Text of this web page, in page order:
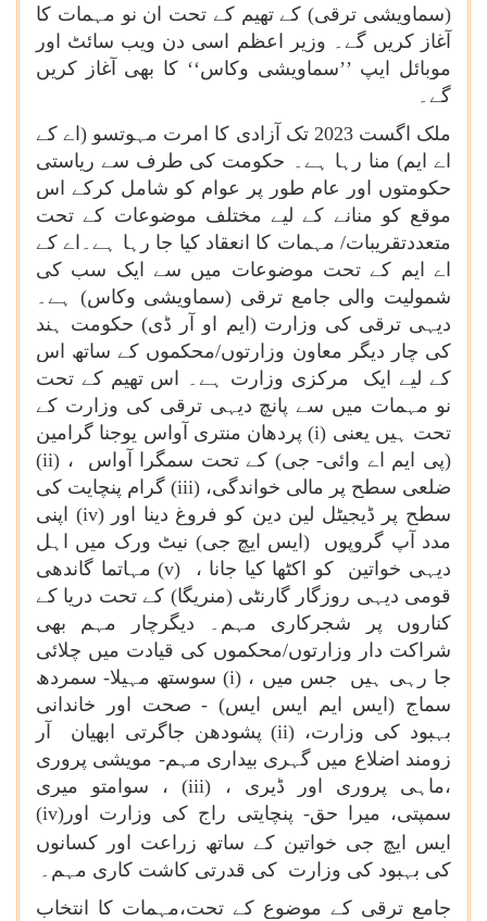
(سماویشی ترقی) کے تھیم کے تحت ان نو مہمات کا
آغاز کریں گے۔ وزیر اعظم اسی دن ویب سائٹ اور
موبائل ایپ ’’سماویشی وکاس‘‘ کا بھی آغاز کریں
گے۔
ملک اگست 2023 تک آزادی کا امرت مہوتسو (اے کے
اے ایم) منا رہا ہے۔ حکومت کی طرف سے ریاستی
حکومتوں اور عام طور پر عوام کو شامل کرکے اس
موقع کو منانے کے لیے مختلف موضوعات کے تحت
متعددتقریبات/ مہمات کا انعقاد کیا جا رہا ہے۔اے کے
اے ایم کے تحت موضوعات میں سے ایک سب کی
شمولیت والی جامع ترقی (سماویشی وکاس) ہے۔
دیہی ترقی کی وزارت (ایم او آر ڈی) حکومت ہند
کی چار دیگر معاون وزارتوں/محکموں کے ساتھ اس
کے لیے ایک مرکزی وزارت ہے۔ اس تھیم کے تحت
نو مہمات میں سے پانچ دیہی ترقی کی وزارت کے
تحت ہیں یعنی (i) پردھان منتری آواس یوجنا گرامین
(پی ایم اے وائی- جی) کے تحت سمگرا آواس ، (ii
)
ضلعی سطح پر مالی خواندگی، (iii) گرام پنچایت کی
سطح پر ڈیجیٹل لین دین کو فروغ دینا اور (iv) اپنی
مدد آپ گروپوں (ایس ایچ جی) نیٹ ورک میں اہل
دیہی خواتین کو اکٹھا کیا جانا ، (v) مہاتما گاندھی
قومی دیہی روزگار گارنٹی (منریگا) کے تحت دریا کے
کناروں پر شجرکاری مہم۔ دیگرچار مہم بھی
شراکت دار وزارتوں/محکموں کی قیادت میں چلائی
جا رہی ہیں جس میں ، (i) سوستھ مہیلا- سمردھ
سماج (ایس ایم ایس ایس) - صحت اور خاندانی
بہبود کی وزارت، (ii) پشودھن جاگرتی ابھیان آر
زومند اضلاع میں گہری بیداری مہم- مویشی پروری
،ماہی پروری اور ڈیری ، (iii)، سوامتو میری
سمپتی، میرا حق- پنچایتی راج کی وزارت اور (iv)
ایس ایچ جی خواتین کے ساتھ زراعت اور کسانوں
کی بہبود کی وزارت کی قدرتی کاشت کاری مہم۔
جامع ترقی کے موضوع کے تحت،مہمات کا انتخاب